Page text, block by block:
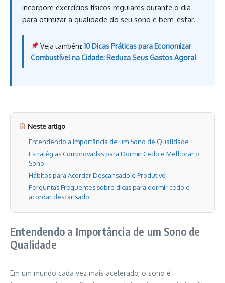
incorpore exercícios físicos regulares durante o dia
para otimizar a qualidade do seu sono e bem-estar.
Veja também: 10 Dicas Práticas para Economizar
Combustível na Cidade: Reduza Seus Gastos Agora!
Neste artigo
Entendendo a Importância de um Sono de Qualidade
Estratégias Comprovadas para Dormir Cedo e Melhorar o
Sono
Hábitos para Acordar Descansado e Produtivo
Perguntas Frequentes sobre dicas para dormir cedo e
acordar descansado
Entendendo a Importância de um Sono de
Qualidade
Em um mundo cada vez mais acelerado, o sono é